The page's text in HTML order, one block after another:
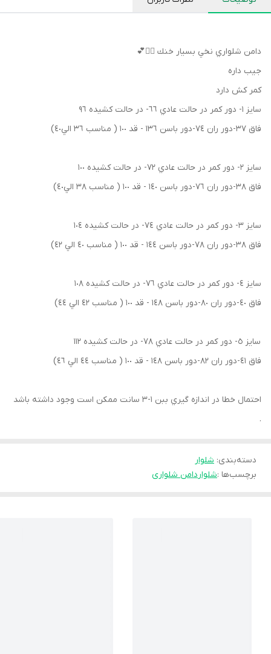
دامن شلواري نخي بسيار خنك 🙂‍↔️💕
جيب داره
كمر كش دارد
سايز ١- دور كمر در حالت عادي ٦٦- در حالت كشيده ٩٦
فاق ٣٧-دور ران ٧٤-دور باسن ١٣٦ - قد ١٠٠ ( مناسب ٣٦ الي٤٠)
سايز ٢- دور كمر در حالت عادي ٧٢- در حالت كشيده ١٠٠
فاق ٣٨-دور ران ٧٦-دور باسن ١٤٠ - قد ١٠٠ ( مناسب ٣٨ الي٤٠)
سايز ٣- دور كمر در حالت عادي ٧٤- در حالت كشيده ١٠٤
فاق ٣٨-دور ران ٧٨-دور باسن ١٤٤ - قد ١٠٠ ( مناسب ٤٠ الي ٤٢)
سايز ٤- دور كمر در حالت عادي ٧٦- در حالت كشيده ١٠٨
فاق ٤٠-دور ران ٨٠-دور باسن ١٤٨ - قد ١٠٠ ( مناسب ٤٢ الي ٤٤)
سايز ٥- دور كمر در حالت عادي ٧٨- در حالت كشيده ١١٢
فاق ٤١-دور ران ٨٢-دور باسن ١٤٨ - قد ١٠٠ ( مناسب ٤٤ الي ٤٦)
احتمال خطا در اندازه گيري ببن ١-٣ سانت ممكن است وجود داشته باشد
.
دسته‌بندی: شلوار
برچسب‌ها :شلواردامن شلواری